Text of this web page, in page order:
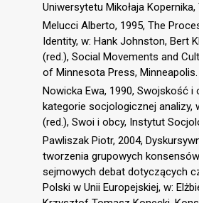
Uniwersytetu Mikołaja Kopernika,
Melucci Alberto, 1995, The
Identity, w: Hank Johnston, Bert
(red.), Social Movements and
of Minnesota Press, Minneapolis.
Nowicka Ewa, 1990, Swojskość i
kategorie socjologicznej analizy,
(red.), Swoi i obcy, Instytut
Pawliszak Piotr, 2004,
tworzenia grupowych
sejmowych debat dotyczących
Polski w Unii Europejskiej, w: